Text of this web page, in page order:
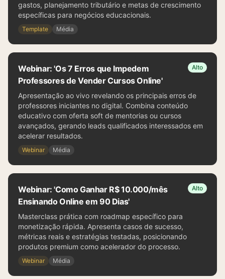
gastos, planejamento tributário e metas de crescimento
específicas para negócios educacionais.
Template Média
Webinar: 'Os 7 Erros que Impedem
Professores de Vender Cursos Online'
Alto
Apresentação ao vivo revelando os principais erros de
professores iniciantes no digital. Combina conteúdo
educativo com oferta soft de mentorias ou cursos
avançados, gerando leads qualificados interessados em
acelerar resultados.
Webinar Média
Webinar: 'Como Ganhar R$ 10.000/mês
Ensinando Online em 90 Dias'
Alto
Masterclass prática com roadmap específico para
monetização rápida. Apresenta casos de sucesso,
métricas reais e estratégias testadas, posicionando
produtos premium como acelerador do processo.
Webinar Média